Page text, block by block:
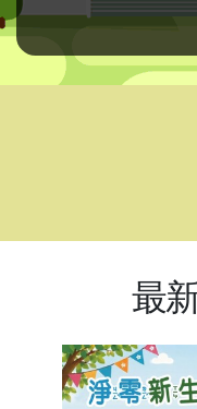
最